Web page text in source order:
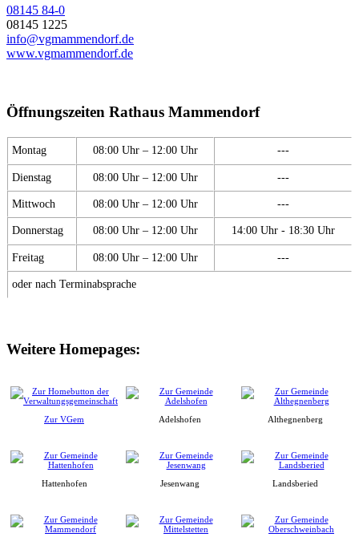
08145 84-0
08145 1225
info@vgmammendorf.de
www.vgmammendorf.de
Öffnungszeiten Rathaus Mammendorf
Montag 08:00 Uhr – 12:00 Uhr ---
Dienstag 08:00 Uhr – 12:00 Uhr ---
Mittwoch 08:00 Uhr – 12:00 Uhr ---
Donnerstag 08:00 Uhr – 12:00 Uhr 14:00 Uhr - 18:30 Uhr
Freitag 08:00 Uhr – 12:00 Uhr ---
oder nach Terminabsprache
Weitere Homepages:
Zur VGem Adelshofen Althegnenberg
Hattenhofen Jesenwang Landsberied